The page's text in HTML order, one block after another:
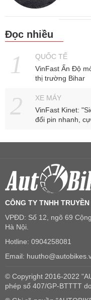
Đọc nhiều
QUỐC TẾ
VinFast Ấn Độ
thị trường Bihar
XE MÁY
VinFast Kinet:
đổi pin nhanh,
CÔNG TY TNHH
VPĐD: Số 12, ngõ 69
Hà Nội.
Hotline: 0904258081
Email:
© Copyright 2016-2022
phép số 407/GP-BTTTT